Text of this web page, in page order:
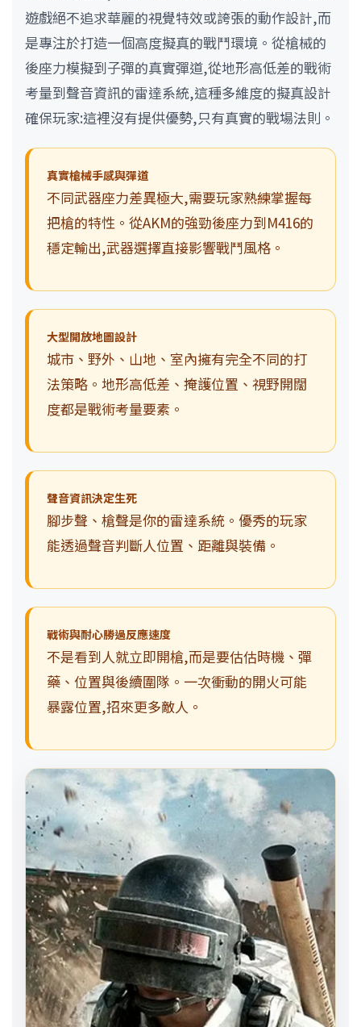
遊戲絕不追求華麗的視覺特效或誇張的動作設計,而
是專注於打造一個高度擬真的戰鬥環境。從槍械的
後座力模擬到子彈的真實彈道,從地形高低差的戰術
考量到聲音資訊的雷達系統,這種多維度的擬真設計
確保玩家:這裡沒有提供優勢,只有真實的戰場法則。
真實槍械手感與彈道
不同武器座力差異極大,需要玩家熟練掌握每
把槍的特性。從AKM的強勁後座力到M416的
穩定輸出,武器選擇直接影響戰鬥風格。
大型開放地圖設計
城市、野外、山地、室內擁有完全不同的打
法策略。地形高低差、掩護位置、視野開闊
度都是戰術考量要素。
聲音資訊決定生死
腳步聲、槍聲是你的雷達系統。優秀的玩家
能透過聲音判斷人位置、距離與裝備。
戰術與耐心勝過反應速度
不是看到人就立即開槍,而是要估估時機、彈
藥、位置與後續圍隊。一次衝動的開火可能
暴露位置,招來更多敵人。